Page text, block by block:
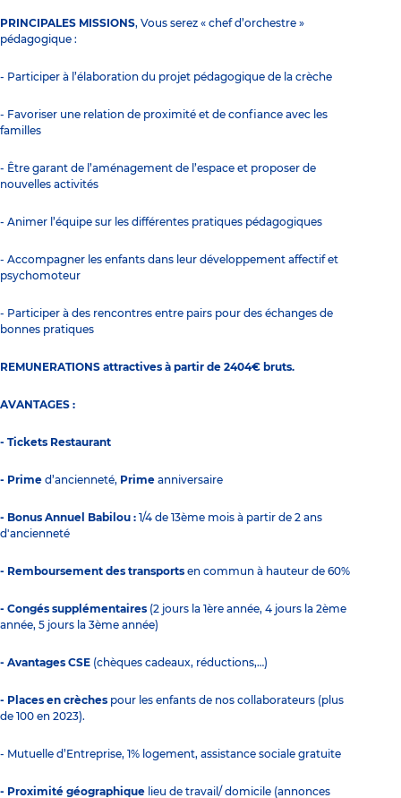
PRINCIPALES MISSIONS, Vous serez « chef d’orchestre »
pédagogique :
- Participer à l’élaboration du projet pédagogique de la crèche
- Favoriser une relation de proximité et de confiance avec les
familles
- Être garant de l’aménagement de l’espace et proposer de
nouvelles activités
- Animer l’équipe sur les différentes pratiques pédagogiques
- Accompagner les enfants dans leur développement affectif et
psychomoteur
- Participer à des rencontres entre pairs pour des échanges de
bonnes pratiques
REMUNERATIONS attractives à partir de 2404€ bruts.
AVANTAGES :
- Tickets Restaurant
- Prime d’ancienneté, Prime anniversaire
- Bonus Annuel Babilou : 1/4 de 13ème mois à partir de 2 ans
d'ancienneté
- Remboursement des transports en commun à hauteur de 60%
- Congés supplémentaires (2 jours la 1ère année, 4 jours la 2ème
année, 5 jours la 3ème année)
- Avantages CSE (chèques cadeaux, réductions,…)
- Places en crèches pour les enfants de nos collaborateurs (plus
de 100 en 2023).
- Mutuelle d’Entreprise, 1% logement, assistance sociale gratuite
- Proximité géographique lieu de travail/ domicile (annonces